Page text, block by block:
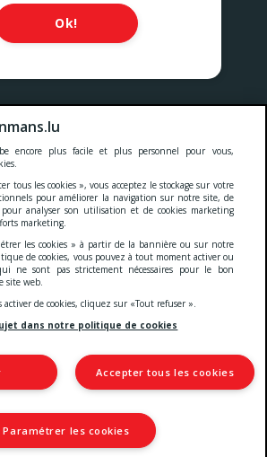
Ok!
les taxes, la TVA, les droits et les
zur Barrierefräiheet
Rue Henri M. Schnadt
2530 Luxembourg
TVA: LU15083165
encore plus facile et plus personnel pour vous,
tous les cookies », vous acceptez le stockage sur votre
pour améliorer la navigation sur notre site, de
pour analyser son utilisation et de cookies marketing
marketing.
les cookies » à partir de la bannière ou sur notre
de cookies, vous pouvez à tout moment activer ou
ne sont pas strictement nécessaires pour le bon
site web.
activer de cookies, cliquez sur «Tout refuser ».
dans notre politique de cookies
Accepter tous les cookies
Paramétrer les cookies